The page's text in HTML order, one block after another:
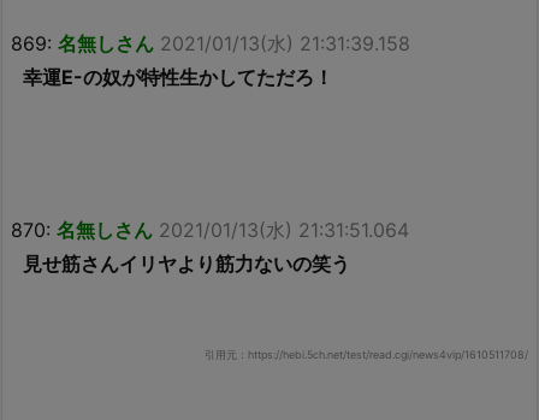
869: 名無しさん 2021/01/13(水) 21:31:39.158
幸運E-の奴が特性生かしてただろ！
870: 名無しさん 2021/01/13(水) 21:31:51.064
見せ筋さんイリヤより筋力ないの笑う
引用元：https://hebi.5ch.net/test/read.cgi/news4vip/1610511708/